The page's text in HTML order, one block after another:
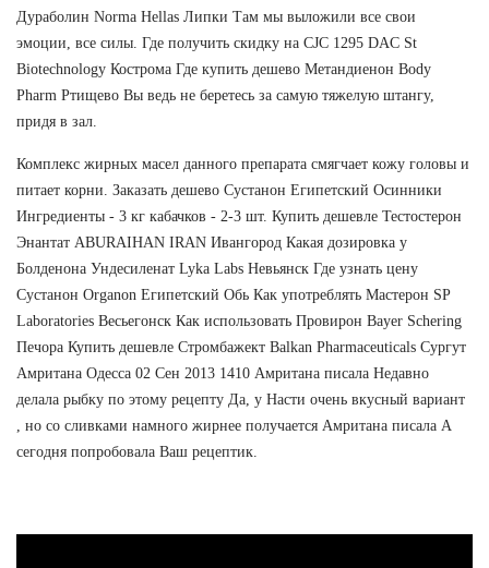
Дураболин Norma Hellas Липки Там мы выложили все свои
эмоции, все силы. Где получить скидку на CJC 1295 DAC St
Biotechnology Кострома Где купить дешево Метандиенон Body
Pharm Ртищево Вы ведь не беретесь за самую тяжелую штангу,
придя в зал.
Комплекс жирных масел данного препарата смягчает кожу головы и
питает корни. Заказать дешево Сустанон Египетский Осинники
Ингредиенты - 3 кг кабачков - 2-3 шт. Купить дешевле Тестостерон
Энантат ABURAIHAN IRAN Ивангород Какая дозировка у
Болденона Ундесиленат Lyka Labs Невьянск Где узнать цену
Сустанон Organon Египетский Обь Как употреблять Мастерон SP
Laboratories Весьегонск Как использовать Провирон Bayer Schering
Печора Купить дешевле Стромбажект Balkan Pharmaceuticals Сургут
Амритана Одесса 02 Сен 2013 1410 Амритана писала Недавно
делала рыбку по этому рецепту Да, у Насти очень вкусный вариант
, но со сливками намного жирнее получается Амритана писала А
сегодня попробовала Ваш рецептик.